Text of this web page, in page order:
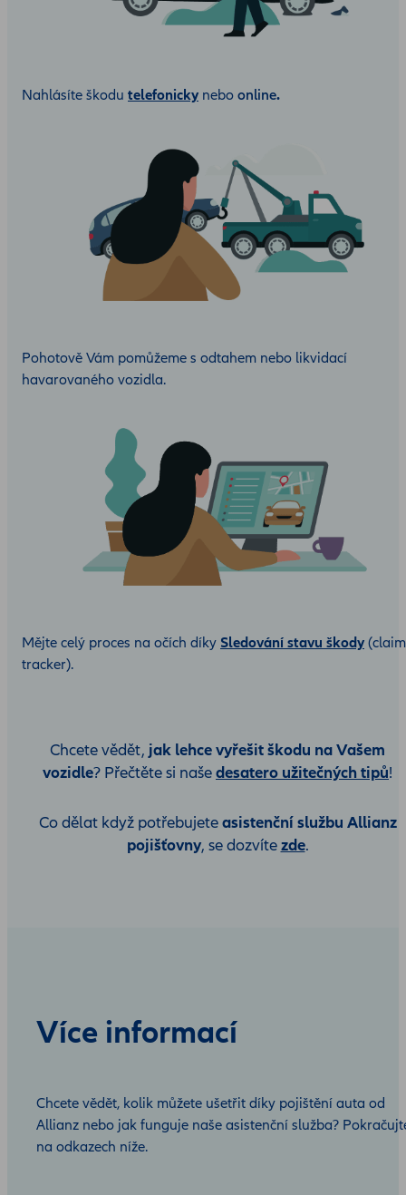
Nahlásíte škodu telefonicky nebo online.
Pohotově Vám pomůžeme s odtahem nebo likvidací
havarovaného vozidla.
Mějte celý proces na očích díky Sledování stavu škody
tracker).
Chcete vědět, jak lehce vyřešit škodu na Vašem
vozidle? Přečtěte si našedesatero užitečných tipů!
Co dělat když potřebujeteasistenční službu Allianz
pojišťovny, se dozvítezde.
Více informací
Chcete vědět, kolik můžete ušetřit díky pojištění auta od
Allianz nebo jak funguje naše asistenční služba?
na odkazech níže.